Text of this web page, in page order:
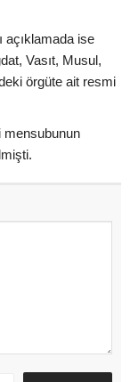
açıklamada ise
Vasıt, Musul,
örgüte ait resmi
mensubunun